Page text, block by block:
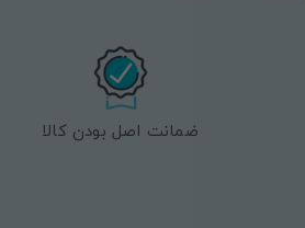
ضمانت اصل بودن کالا